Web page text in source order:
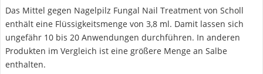
Das Mittel gegen Nagelpilz Fungal Nail Treatment von Scholl
enthält eine Flüssigkeitsmenge von 3,8 ml. Damit lassen sich
ungefähr 10 bis 20 Anwendungen durchführen. In anderen
Produkten im Vergleich ist eine größere Menge an Salbe
enthalten.